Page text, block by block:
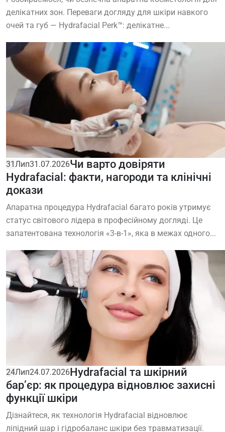
делікатних зон. Переваги догляду для шкіри навкого
очей та губ — Hydrafacial Perk™: делікатне...
31 Лип31.07.2026Чи варто довіряти
Hydrafacial: факти, нагороди та клінічні
докази
Апаратна процедура Hydrafacial багато років утримує
статус світового лідера в професійному догляді. Це
запатентована технологія «3-в-1», яка в межах одного...
24Лип24.07.2026Hydrafacial та шкірний
бар’єр: як процедура відновлює захисні
функції шкіри
Дізнайтеся, як технологія Hydrafacial відновлює
ліпідний шар і гідробаланс шкіри без травматизації.